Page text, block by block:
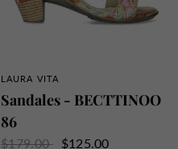
APERÇU RAPIDE
LAURA VITA
Sandales - BECTTINOO
86
$179.00
$125.00